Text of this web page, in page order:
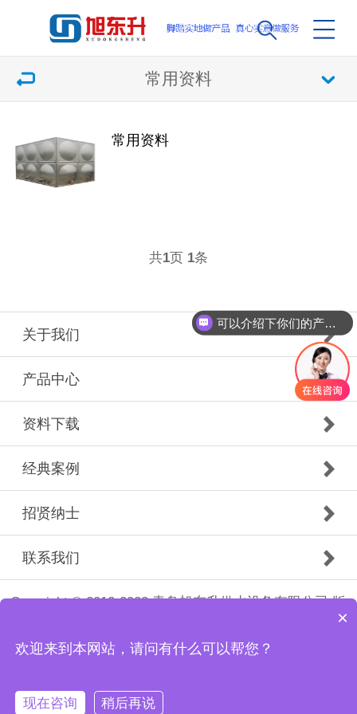
常用资料
常用资料
共1页 1条
关于我们
产品中心
资料下载
经典案例
招贤纳士
联系我们
Copyright © 2012-2022 青岛旭东升供水设备有限公司 版
备案号：鲁ICP备20024177号
可以介绍下你们的产品么
×
欢迎来到本网站，请问有什么可以帮您？
现在咨询 稍后再说